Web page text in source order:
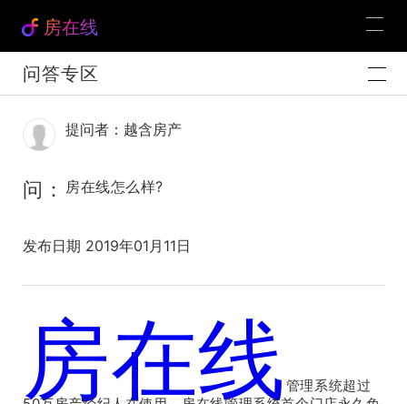
房在线
问答专区
提问者：越含房产
问： 房在线怎么样?
发布日期 2019年01月11日
官方解答：
房在线 管理系统超过